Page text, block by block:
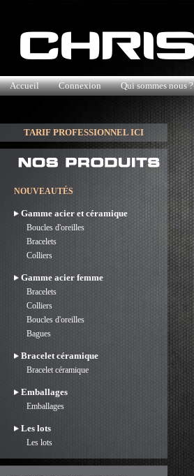
Accueil Connexion Qui sommes nous ?
TARIF PROFESSIONNEL ICI
NOUVEAUTÉS
Gamme acier et céramique
Boucles d'oreilles
Bracelets
Colliers
Gamme acier femme
Bracelets
Colliers
Boucles d'oreilles
Bagues
Bracelet céramique
Bracelet céramique
Emballages
Emballages
Les lots
Les lots